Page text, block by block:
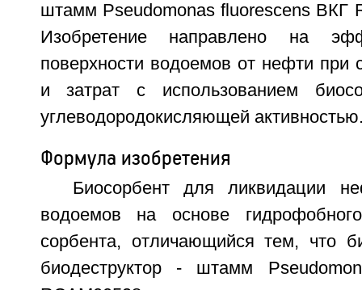
штамм Pseudomonas fluorescens ВКГ
Изобретение направлено на
поверхности водоемов от нефти при
и затрат с использованием
углеводородокисляющей
Формула изобретения
Биосорбент для ликвидации
водоемов на основе
сорбента, отличающийся тем, что
биодеструктор - штамм